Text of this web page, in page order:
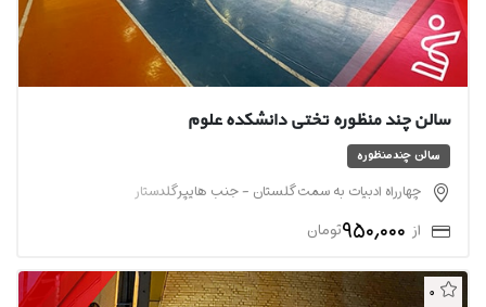
سالن چند منظوره تختی دانشکده علوم
سالن چندمنظوره
چهارراه ادبیات به سمت گلستان - جنب هایپر گلدستار
از 950,000تومان
0